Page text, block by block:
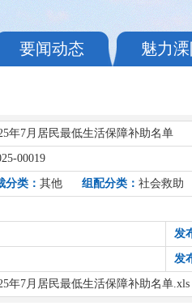
要闻动态 魅力
年7月居民最低生活保障补助名单
00019
分类： 其他 组配分类： 社会救助
发
发
年7月居民最低生活保障补助名单.xls